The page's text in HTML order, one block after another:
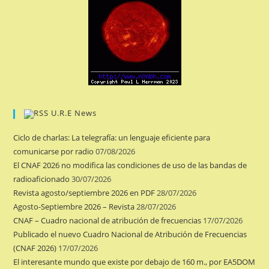
U.R.E News
Ciclo de charlas: La telegrafía: un lenguaje eficiente para
comunicarse por radio 07/08/2026
El CNAF 2026 no modifica las condiciones de uso de las bandas de
radioaficionado 30/07/2026
Revista agosto/septiembre 2026 en PDF28/07/2026
Agosto-Septiembre 2026 – Revista28/07/2026
CNAF – Cuadro nacional de atribución de frecuencias 17/07/2026
Publicado el nuevo Cuadro Nacional de Atribución de Frecuencias
(CNAF 2026) 17/07/2026
El interesante mundo que existe por debajo de 160 m., por EA5DOM